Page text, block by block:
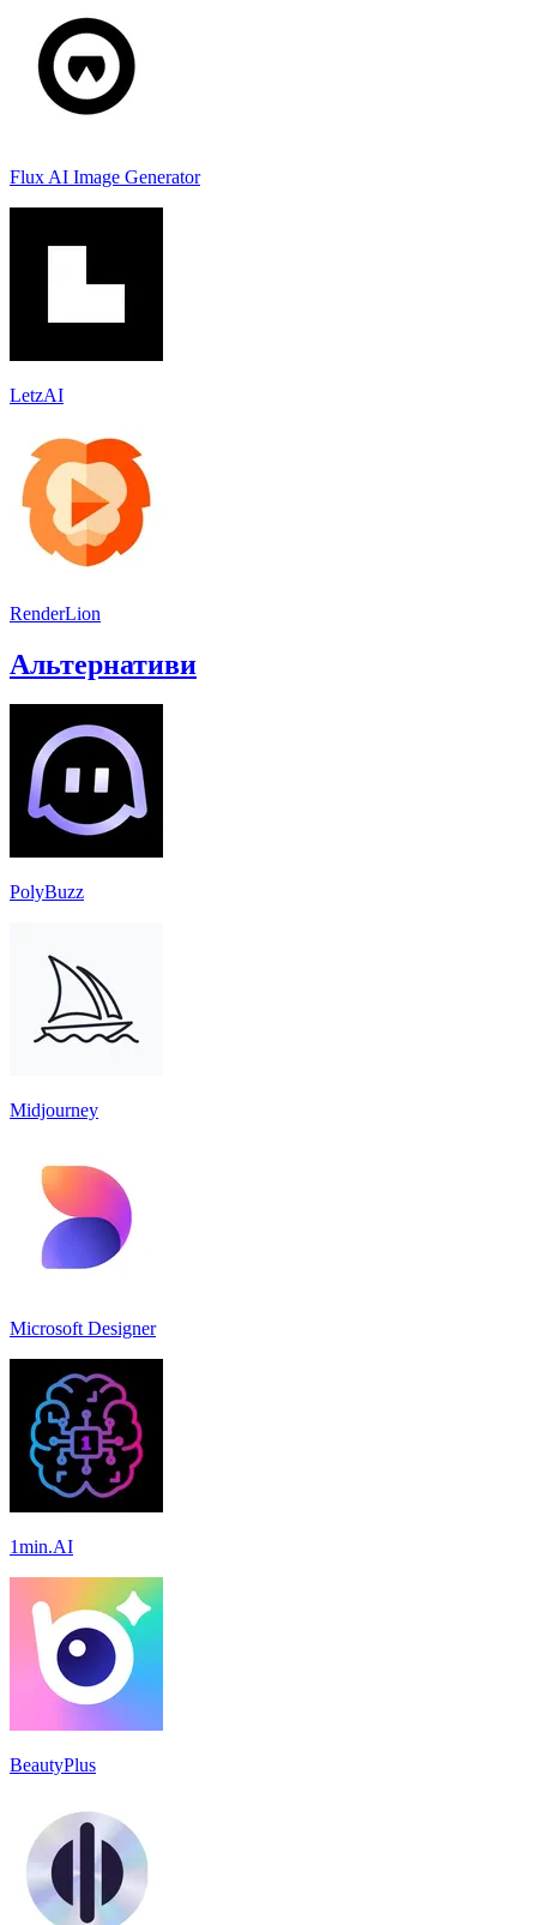
Flux AI Image Generator
LetzAI
RenderLion
Альтернативи
PolyBuzz
Midjourney
Microsoft Designer
1min.AI
BeautyPlus